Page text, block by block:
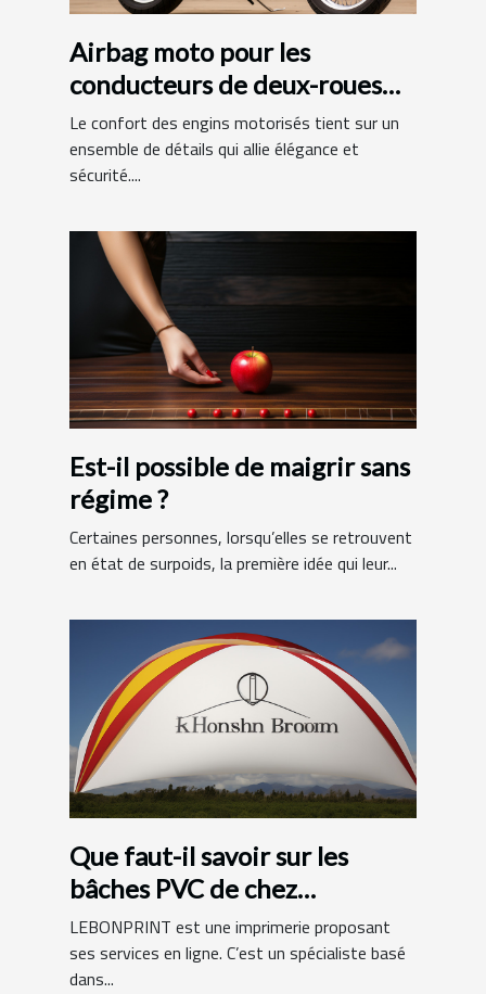
Airbag moto pour les
conducteurs de deux-roues
motorisés : quels avantages?
Le confort des engins motorisés tient sur un
ensemble de détails qui allie élégance et
sécurité....
Est-il possible de maigrir sans
régime ?
Certaines personnes, lorsqu’elles se retrouvent
en état de surpoids, la première idée qui leur...
Que faut-il savoir sur les
bâches PVC de chez
LEBONPRINT ?
LEBONPRINT est une imprimerie proposant
ses services en ligne. C’est un spécialiste basé
dans...